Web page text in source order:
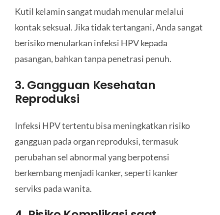
Kutil kelamin sangat mudah menular melalui
kontak seksual. Jika tidak tertangani, Anda sangat
berisiko menularkan infeksi HPV kepada
pasangan, bahkan tanpa penetrasi penuh.
3. Gangguan Kesehatan
Reproduksi
Infeksi HPV tertentu bisa meningkatkan risiko
gangguan pada organ reproduksi, termasuk
perubahan sel abnormal yang berpotensi
berkembang menjadi kanker, seperti kanker
serviks pada wanita.